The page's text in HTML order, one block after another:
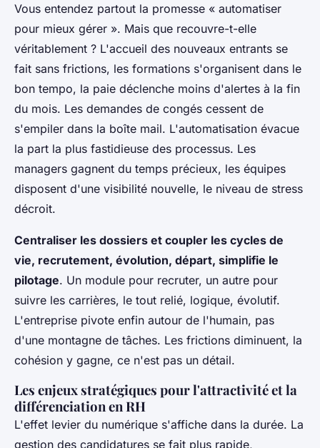
Vous entendez partout la promesse « automatiser
pour mieux gérer ». Mais que recouvre-t-elle
véritablement ? L'accueil des nouveaux entrants se
fait sans frictions, les formations s'organisent dans le
bon tempo, la paie déclenche moins d'alertes à la fin
du mois. Les demandes de congés cessent de
s'empiler dans la boîte mail. L'automatisation évacue
la part la plus fastidieuse des processus. Les
managers gagnent du temps précieux, les équipes
disposent d'une visibilité nouvelle, le niveau de stress
décroit.
Centraliser les dossiers et coupler les cycles de
vie, recrutement, évolution, départ, simplifie le
pilotage. Un module pour recruter, un autre pour
suivre les carrières, le tout relié, logique, évolutif.
L'entreprise pivote enfin autour de l'humain, pas
d'une montagne de tâches. Les frictions diminuent, la
cohésion y gagne, ce n'est pas un détail.
Les enjeux stratégiques pour l'attractivité et la
différenciation en RH
L'effet levier du numérique s'affiche dans la durée. La
gestion des candidatures se fait plus rapide,